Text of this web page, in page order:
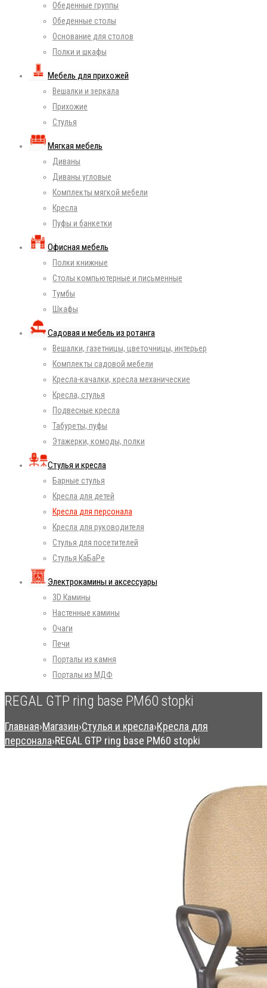
Обеденные группы
Обеденные столы
Основание для столов
Полки и шкафы
Мебель для прихожей
Вешалки и зеркала
Прихожие
Стулья
Мягкая мебель
Диваны
Диваны угловые
Комплекты мягкой мебели
Кресла
Пуфы и банкетки
Офисная мебель
Полки книжные
Столы компьютерные и письменные
Тумбы
Шкафы
Садовая и мебель из ротанга
Вешалки, газетницы, цветочницы, интерьер
Комплекты садовой мебели
Кресла-качалки, кресла механические
Кресла, стулья
Подвесные кресла
Табуреты, пуфы
Этажерки, комоды, полки
Стулья и кресла
Барные стулья
Кресла для детей
Кресла для персонала
Кресла для руководителя
Стулья для посетителей
Стулья КаБаРе
Электрокамины и аксессуары
3D Камины
Настенные камины
Очаги
Печи
Порталы из камня
Порталы из МДФ
REGAL GTP ring base PM60 stopki
Главная›Магазин›Стулья и кресла›Кресла для
персонала›REGAL GTP ring base PM60 stopki